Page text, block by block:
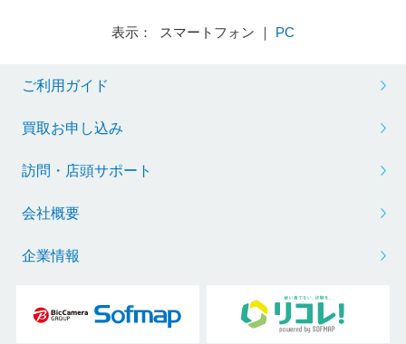
表示： スマートフォン ｜ PC
ご利用ガイド
買取お申し込み
訪問・店頭サポート
会社概要
企業情報